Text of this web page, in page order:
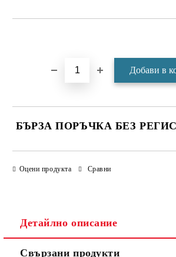
БЪРЗА ПОРЪЧКА БЕЗ
Оцени продукта Сравни
Детайлно описание
Свързани продукти